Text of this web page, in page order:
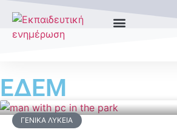
ΕΔΕΜ
ΓΕΝΙΚΆ ΛΎΚΕΙΑ